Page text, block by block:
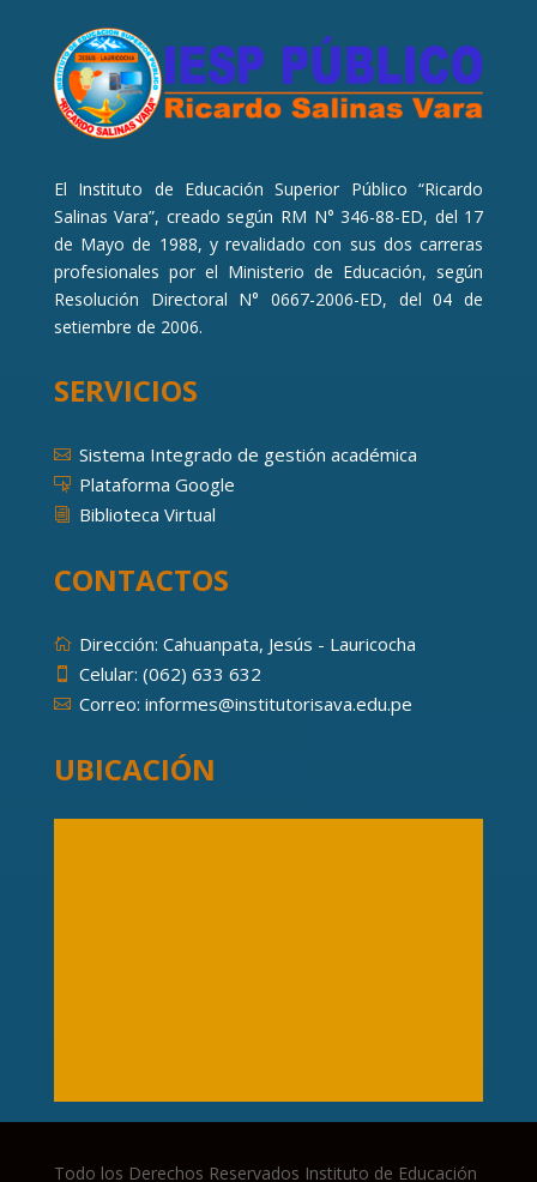
El Instituto de Educación Superior Público “Ricardo
Salinas Vara”, creado según RM N° 346-88-ED, del 17
de Mayo de 1988, y revalidado con sus dos carreras
profesionales por el Ministerio de Educación, según
Resolución Directoral N° 0667-2006-ED, del 04 de
setiembre de 2006.
SERVICIOS
 Sistema Integrado de gestión académica
 Plataforma Google
i Biblioteca Virtual
CONTACTOS
 Dirección: Cahuanpata, Jesús - Lauricocha
 Celular: (062) 633 632
 Correo: informes@institutorisava.edu.pe
UBICACIÓN
Todo los Derechos Reservados Instituto de Educación